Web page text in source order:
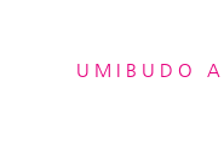
UMIBUDO